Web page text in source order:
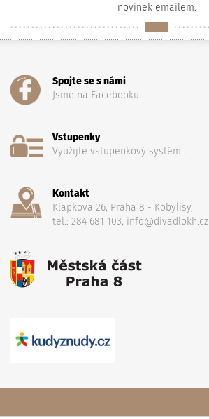
novinek emailem.
Spojte se s námi
Jsme na Facebooku
Vstupenky
Využijte vstupenkový systém...
Kontakt
Klapkova 26, Praha 8 - Kobylisy,
tel.: 284 681 103, info@divadlokh.cz